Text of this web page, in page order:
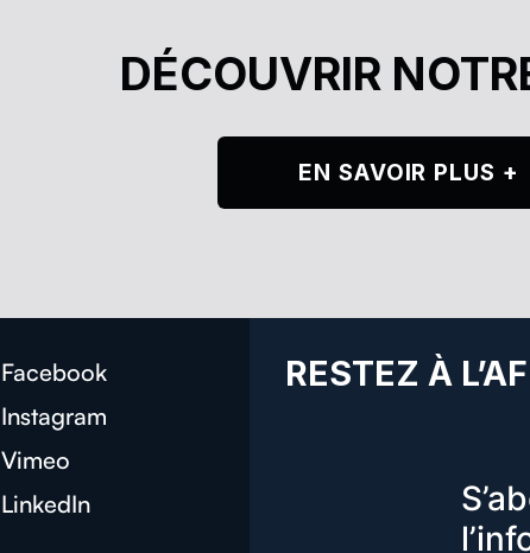
DÉCOUVRIR
EN SAVOIR PLUS +
Face­book
Insta­gram
Vimeo
LinkedIn
RESTEZ À